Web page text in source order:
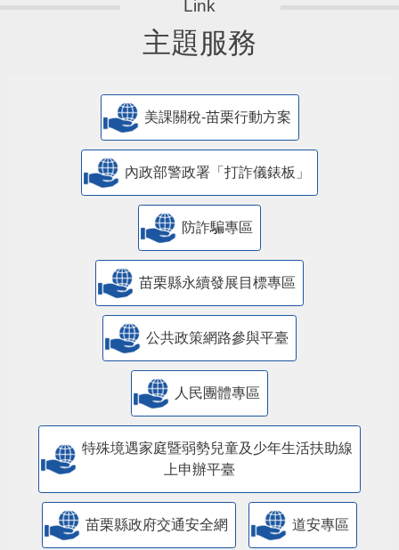
主題服務
美課關稅-苗栗行動方案
內政部警政署「打詐儀錶板」
防詐騙專區
苗栗縣永續發展目標專區
公共政策網路參與平臺
人民團體專區
特殊境遇家庭暨弱勢兒童及少年生活扶助線
上申辦平臺
苗栗縣政府交通安全網 道安專區